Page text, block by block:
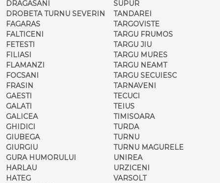
DRAGASANI
DROBETA TURNU SEVERIN
FAGARAS
FALTICENI
FETESTI
FILIASI
FLAMANZI
FOCSANI
FRASIN
GAESTI
GALATI
GALICEA
GHIDICI
GIUBEGA
GIURGIU
GURA HUMORULUI
HARLAU
HATEG
SUPUR
TANDAREI
TARGOVISTE
TARGU FRUMOS
TARGU JIU
TARGU MURES
TARGU NEAMT
TARGU SECUIESC
TARNAVENI
TECUCI
TEIUS
TIMISOARA
TURDA
TURNU
TURNU MAGURELE
UNIREA
URZICENI
VARSOLT